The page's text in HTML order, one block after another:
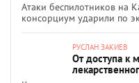
Атаки беспилотников на
консорциум ударили по
РУСЛАН ЗАКИЕВ
От доступа к